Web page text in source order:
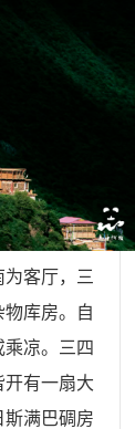
客厅，三
库房。自
凉。三四
开有一扇大
斯满巴碉房